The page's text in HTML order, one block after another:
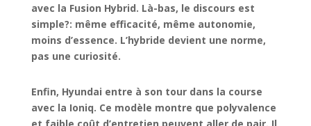
avec la Fusion Hybrid. Là-bas, le discours est
simple?: même efficacité, même autonomie,
moins d’essence. L’hybride devient une norme,
pas une curiosité.
Enfin, Hyundai entre à son tour dans la course
avec la Ioniq. Ce modèle montre que polyvalence